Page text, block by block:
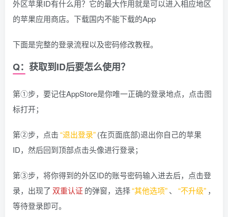
外区苹果ID有什么用？它的最大作用就是可以进入相应地区
的苹果应用商店。下载国内不能下载的App
下面是完整的登录流程以及密码修改教程。
Q：获取到ID后要怎么使用？
第①步，要记住AppStore是你唯一正确的登录地点，点击图
标打开；
第②步，点击“退出登录”(在页面底部)退出你自己的苹果
ID，然后回到顶部点击头像进行登录；
第③步，将你得到的外区ID的账号密码输入进去后，点击登
录，出现了 双重认证 的弹窗，选择“其他选项”、 “不升级” ，
等待登录即可。